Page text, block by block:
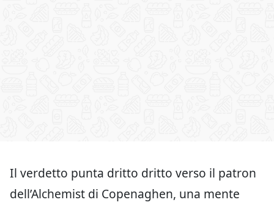
Il verdetto punta dritto dritto verso il patron
dell’Alchemist di Copenaghen, una mente